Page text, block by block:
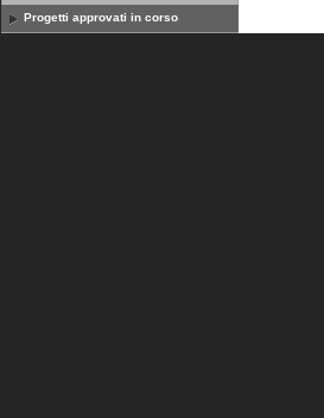
Progetti approvati in corso